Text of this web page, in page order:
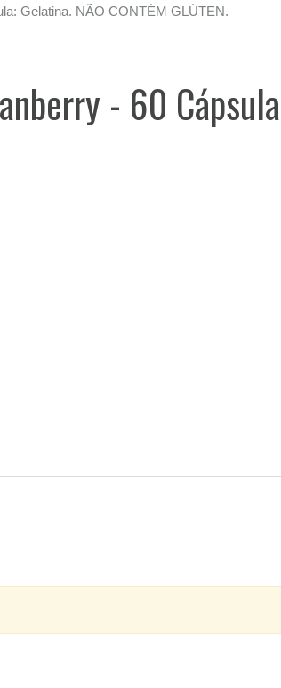
Gelatina. NÃO CONTÉM GLÚTEN.
- 60